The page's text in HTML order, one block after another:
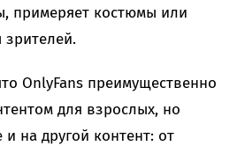
примеряет костюмы или
OnlyFans преимущественно
для взрослых, но
на другой контент: от